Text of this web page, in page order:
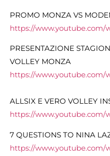
PROMO MONZA VS
https://www.youtube.com/
PRESENTAZIONE
VOLLEY MONZA
https://www.youtube.com/
ALLSIX E VERO VOLLEY
https://www.youtube.com/
7 QUESTIONS TO NINA
https://www.youtube.com/